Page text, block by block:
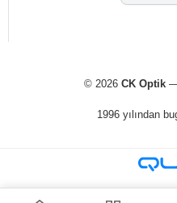
© 2026 CK Optik—
1996 yılından